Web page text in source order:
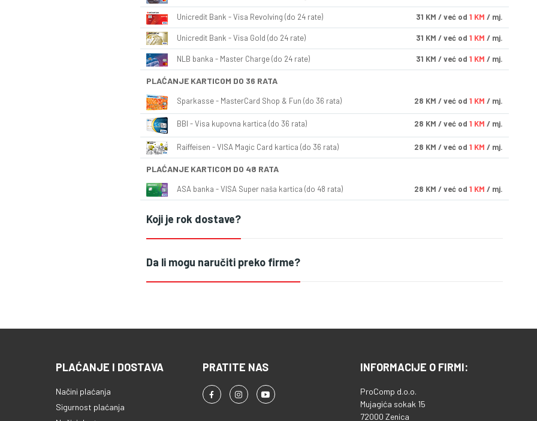
Unicredit Bank - Visa Revolving (do 24 rate) 31 KM / već od 1 KM / mj.
Unicredit Bank - Visa Gold (do 24 rate) 31 KM / već od 1 KM / mj.
NLB banka - Master Charge (do 24 rate) 31 KM / već od 1 KM / mj.
PLAĆANJE KARTICOM DO 36 RATA
Sparkasse - MasterCard Shop & Fun (do 36 rata) 28 KM / već od 1 KM / mj.
BBI - Visa kupovna kartica (do 36 rata) 28 KM / već od 1 KM / mj.
Raiffeisen - VISA Magic Card kartica (do 36 rata) 28 KM / već od 1 KM / mj.
PLAĆANJE KARTICOM DO 48 RATA
ASA banka - VISA Super naša kartica (do 48 rata) 28 KM / već od 1 KM / mj.
Koji je rok dostave?
Da li mogu naručiti preko firme?
PLAĆANJE I DOSTAVA
Načini plaćanja
Sigurnost plaćanja
PRATITE NAS INFORMACIJE O FIRMI:
ProComp d.o.o.
Mujagića sokak 15
72000 Zenica